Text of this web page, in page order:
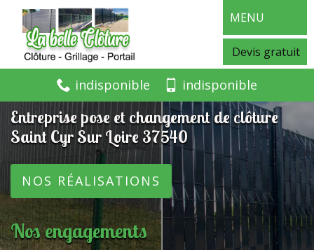
MENU
Devis gratuit
indisponible indisponible
Entreprise pose et changement de clôture
Saint Cyr Sur Loire 37540
NOS RÉALISATIONS
Nos engagements